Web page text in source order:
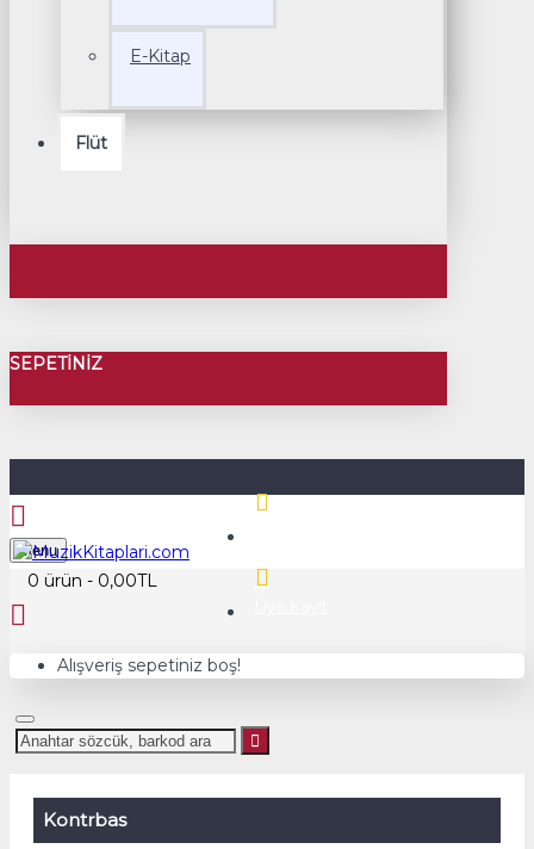
E-Kitap
Flüt
SEPETINIZ
Menu
0 ürün - 0,00TL
Alışveriş sepetiniz boş!
Kontrbas